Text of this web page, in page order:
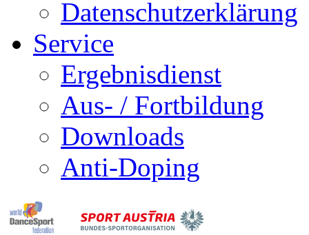
Datenschutzerklärung
Service
Ergebnisdienst
Aus- / Fortbildung
Downloads
Anti-Doping